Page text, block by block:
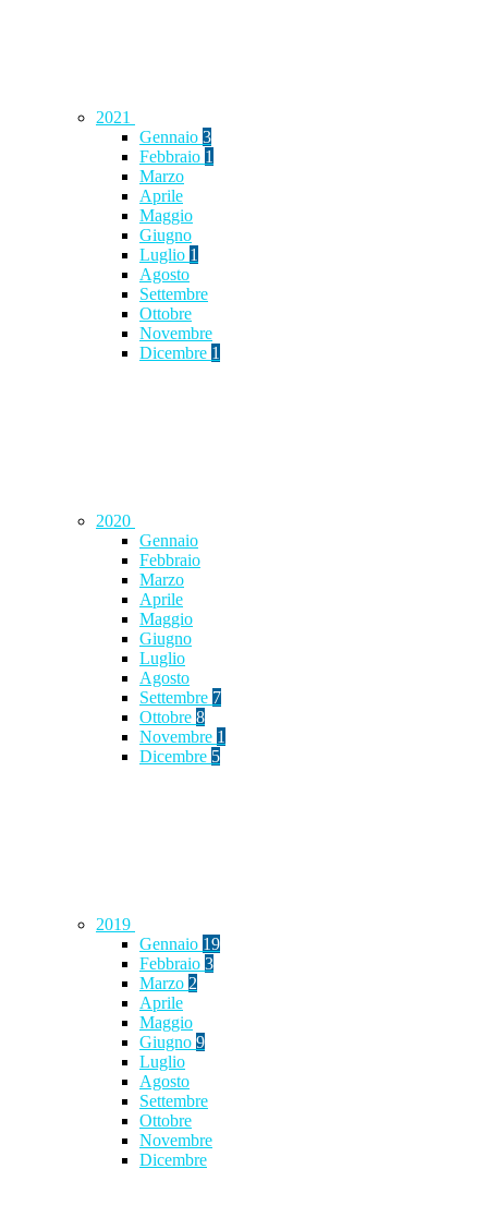
2021
Gennaio 3
Febbraio 1
Marzo
Aprile
Maggio
Giugno
Luglio 1
Agosto
Settembre
Ottobre
Novembre
Dicembre 1
2020
Gennaio
Febbraio
Marzo
Aprile
Maggio
Giugno
Luglio
Agosto
Settembre 7
Ottobre 8
Novembre 1
Dicembre 5
2019
Gennaio 19
Febbraio 3
Marzo 2
Aprile
Maggio
Giugno 9
Luglio
Agosto
Settembre
Ottobre
Novembre
Dicembre